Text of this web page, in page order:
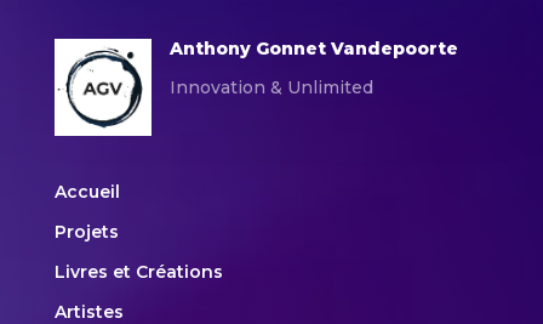
Anthony Gonnet Vandepoorte
Innovation & Unlimited
Accueil
Projets
Livres et Créations
Artistes